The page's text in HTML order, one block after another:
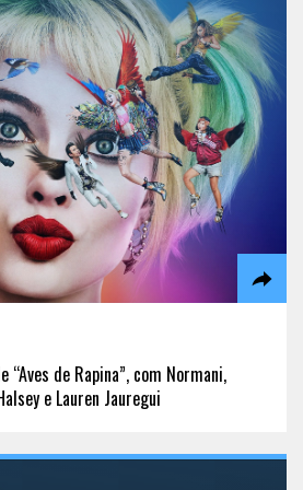
“Aves de Rapina”, com Normani,
e Lauren Jauregui